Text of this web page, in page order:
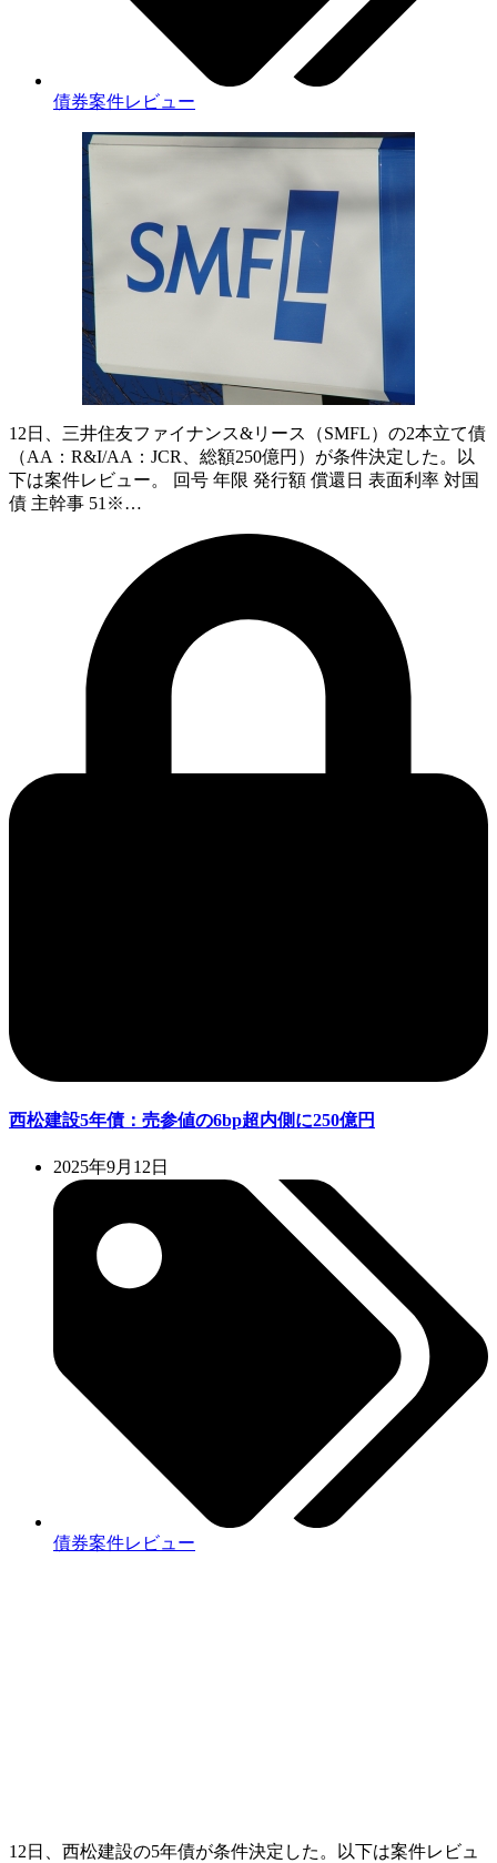
債券案件レビュー
12日、三井住友ファイナンス&リース（SMFL）の2本立て債
（AA：R&I/AA：JCR、総額250億円）が条件決定した。以
下は案件レビュー。 回号 年限 発行額 償還日 表面利率 対国
債 主幹事 51※…
西松建設5年債：売参値の6bp超内側に250億円
2025年9月12日
債券案件レビュー
12日、西松建設の5年債が条件決定した。以下は案件レビュ